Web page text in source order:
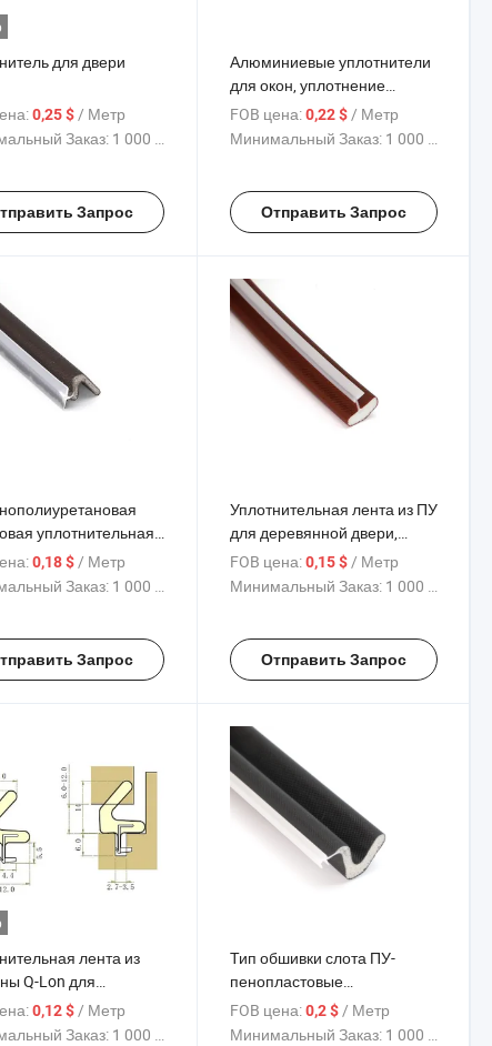
для двери
0,25 $/ Метр
Заказ: 1 000 Метр
Запрос
Алюминиевые уплотнители
для окон, уплотнение
раздвижных дверей
FOB цена: 0,22 $/ Метр
Минимальный Заказ: 1 000 Метр
Отправить Запрос
уплотнительная
для деревянных
и оконных рам
0,18 $/ Метр
Заказ: 1 000 Метр
Запрос
Уплотнительная лента из ПУ
для деревянной двери,
защищающая от пыли
FOB цена: 0,15 $/ Метр
Минимальный Заказ: 1 000 Метр
Отправить Запрос
лента из
Q-Lon для
дверей и окон
0,12 $ / Метр
Заказ: 1 000 Метр
Тип обшивки слота ПУ-
пенопластовые
уплотнительные полосы для
деревянных дверей
FOB цена: 0,2 $ / Метр
Минимальный Заказ: 1 000 Метр